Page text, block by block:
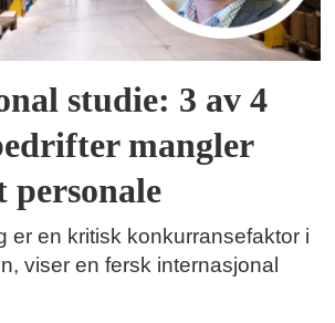
studie: 3 av 4
mangler
er en kritisk konkurransefaktor i
viser en fersk internasjonal